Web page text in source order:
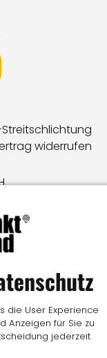
widerrufen
die User Experience
Anzeigen für Sie zu
jederzeit